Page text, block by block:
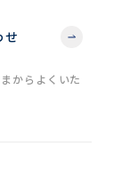
からよくいた